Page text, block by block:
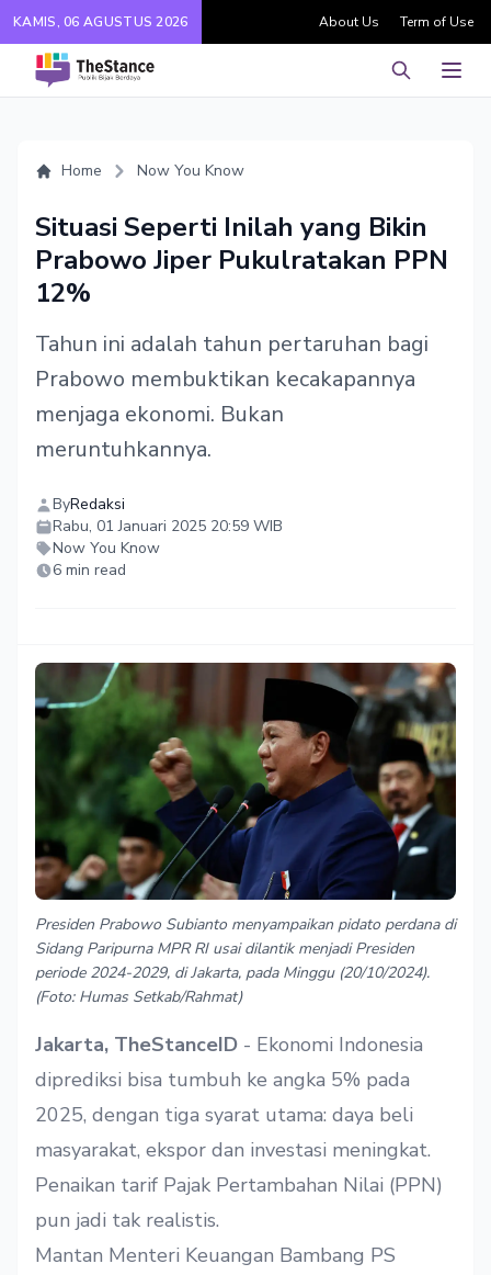
KAMIS, 06 AGUSTUS 2026 About Us Term of Use
Pencarian
Home Now You Know
Situasi Seperti Inilah yang Bikin
Prabowo Jiper Pukulratakan PPN
12%
Tahun ini adalah tahun pertaruhan bagi
Prabowo membuktikan kecakapannya
menjaga ekonomi. Bukan
meruntuhkannya.
ByRedaksi
Rabu, 01 Januari 2025 20:59 WIB
Now You Know
6 min read
Presiden Prabowo Subianto menyampaikan pidato perdana di
Sidang Paripurna MPR RI usai dilantik menjadi Presiden
periode 2024-2029, di Jakarta, pada Minggu (20/10/2024).
(Foto: Humas Setkab/Rahmat)
Jakarta, TheStanceID - Ekonomi Indonesia
diprediksi bisa tumbuh ke angka 5% pada
2025, dengan tiga syarat utama: daya beli
masyarakat, ekspor dan investasi meningkat.
Penaikan tarif Pajak Pertambahan Nilai (PPN)
pun jadi tak realistis.
Mantan Menteri Keuangan Bambang PS